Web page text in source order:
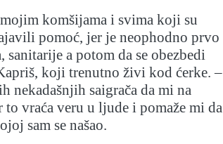
komšijama i svima koji su
pomoć, jer je neophodno prvo
a potom da se obezbedi
koji trenutno živi kod ćerke. –
nekadašnjih saigrača da mi na
vraća veru u ljude i pomaže mi da
sam se našao.